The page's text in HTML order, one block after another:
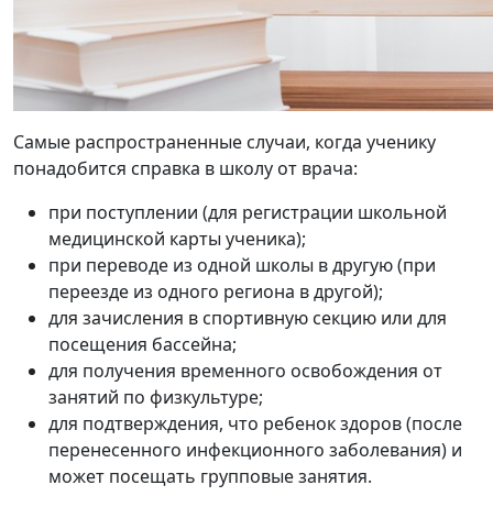
Самые распространенные случаи, когда ученику
понадобится справка в школу от врача:
при поступлении (для регистрации школьной
медицинской карты ученика);
при переводе из одной школы в другую (при
переезде из одного региона в другой);
для зачисления в спортивную секцию или для
посещения бассейна;
для получения временного освобождения от
занятий по физкультуре;
для подтверждения, что ребенок здоров (после
перенесенного инфекционного заболевания) и
может посещать групповые занятия.